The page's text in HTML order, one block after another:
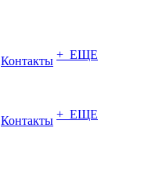
Контакты + ЕЩЕ
Контакты + ЕЩЕ